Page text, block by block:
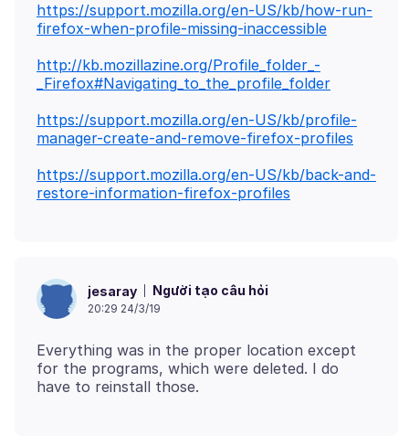
https://support.mozilla.org/en-US/kb/how-run-
firefox-when-profile-missing-inaccessible
http://kb.mozillazine.org/Profile_folder_-
_Firefox#Navigating_to_the_profile_folder
https://support.mozilla.org/en-US/kb/profile-
manager-create-and-remove-firefox-profiles
https://support.mozilla.org/en-US/kb/back-and-
restore-information-firefox-profiles
jesaray Người tạo câu hỏi
20:29 24/3/19
Everything was in the proper location except
for the programs, which were deleted. I do